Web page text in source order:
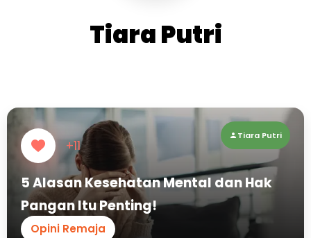
Tiara Putri
+11
Tiara Putri
5 Alasan Kesehatan Mental dan Hak
Pangan Itu Penting!
Opini Remaja